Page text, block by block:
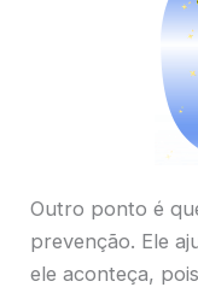
Outro ponto é
prevenção. Ele
ele aconteça,